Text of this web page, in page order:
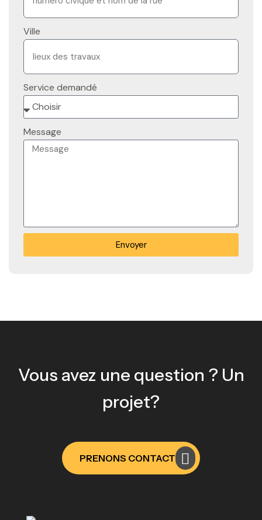
Ville
Service demandé
Message
Envoyer
Vous avez une question ? Un
projet?
PRENONS CONTACT